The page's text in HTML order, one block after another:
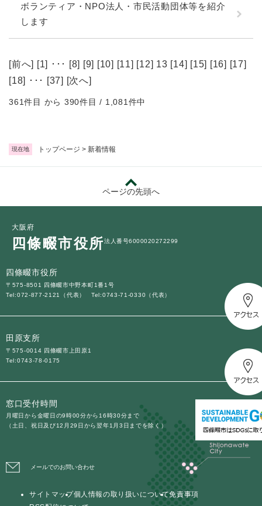
現在地 トップページ > 新着情報
ボランティア・NPO法人・市民活動団体等を紹介
します
[前へ] [1] ･･･ [8] [9] [10] [11] [12] 13 [14] [15] [16] [17]
[18] ･･･ [37] [次へ]
361件目 から 390件目 / 1,081件中
ページの先頭へ
大阪府
四條畷市役所法人番号6000020272299
四條畷市役所
〒575-8501 四條畷市中野本町1番1号
Tel:072-877-2121（代表）
Tel:0743-71-0330（代表）
田原支所
〒575-0014 四條畷市上田原1
Tel:0743-78-0175
窓口受付時間
月曜日から金曜日の9時00分から16時30分まで
（土日、祝日及び12月29日から翌年1月3日までを除く）
メールでのお問い合わせ
サイトマップ個人情報の取り扱いについて免責事項